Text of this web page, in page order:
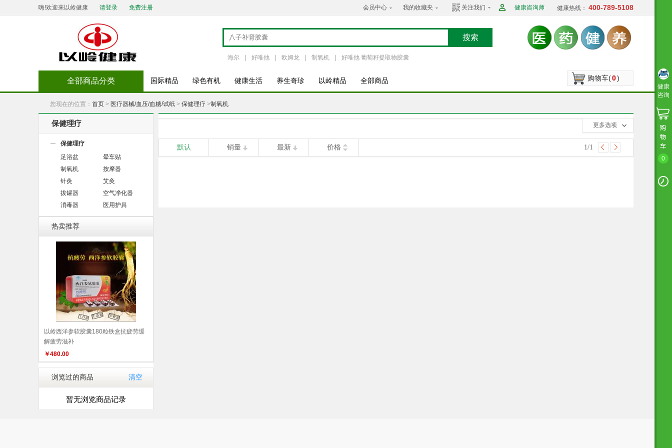
嗨!欢迎来以岭健康 请登录 免费注册 会员中心 我的收藏夹 关注我们 健康咨询师 健康热线： 400-789-5108
搜索
海尔 好唯他 欧姆龙 制氧机 好唯他 葡萄籽提取物胶囊
购物车(0)
全部商品分类 国际精品 绿色有机 健康生活 养生奇珍 以岭精品 全部商品
您现在的位置： 首页 > 医疗器械/血压/血糖/试纸 > 保健理疗 >制氧机
保健理疗
保健理疗
足浴盆
晕车贴
制氧机
按摩器
针灸
艾灸
拔罐器
空气净化器
消毒器
医用护具
热卖推荐
以岭西洋参软胶囊180粒铁盒抗疲劳缓
解疲劳滋补
￥480.00
浏览过的商品 清空
暂无浏览商品记录
收起选项
更多选项
默认 销量 最新 价格 1/1
健康
咨询
0